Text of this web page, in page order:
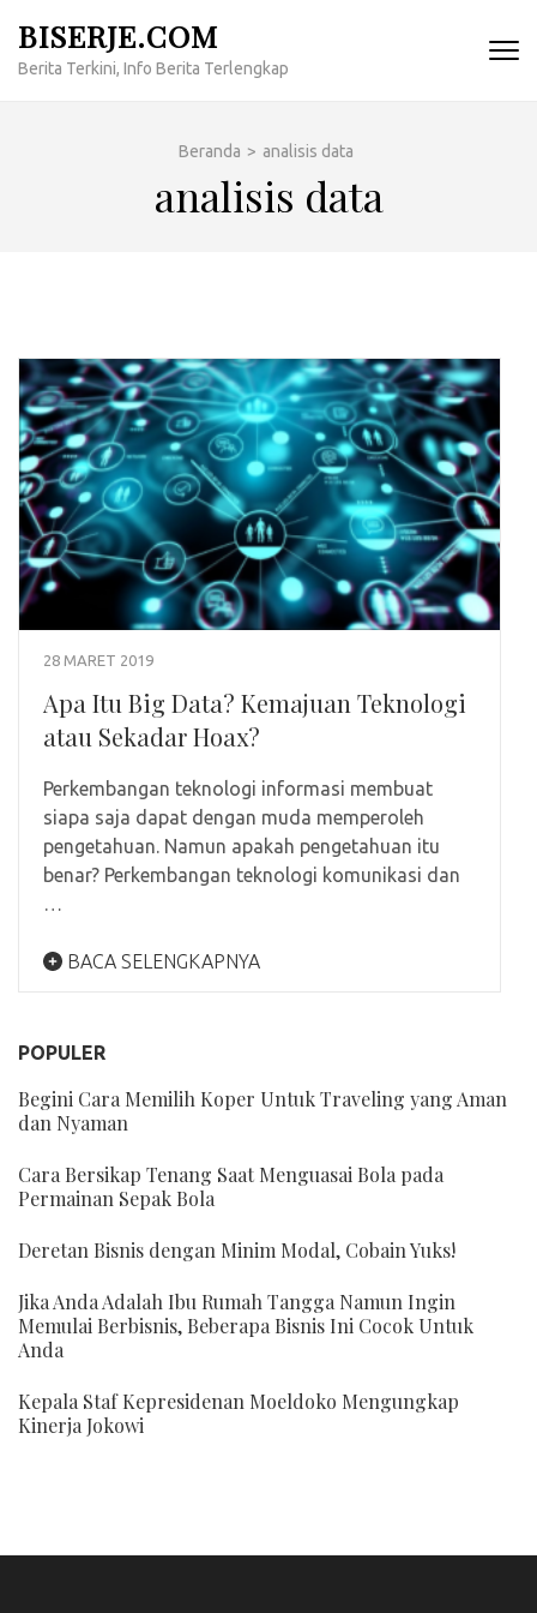
konten
BISERJE.COM
Berita Terkini, Info Berita Terlengkap
Beranda > analisis data
analisis data
28 MARET 2019
Apa Itu Big Data? Kemajuan Teknologi
atau Sekadar Hoax?
Perkembangan teknologi informasi membuat
siapa saja dapat dengan muda memperoleh
pengetahuan. Namun apakah pengetahuan itu
benar? Perkembangan teknologi komunikasi dan
…
BACA SELENGKAPNYA
POPULER
Begini Cara Memilih Koper Untuk Traveling yang Aman
dan Nyaman
Cara Bersikap Tenang Saat Menguasai Bola pada
Permainan Sepak Bola
Deretan Bisnis dengan Minim Modal, Cobain Yuks!
Jika Anda Adalah Ibu Rumah Tangga Namun Ingin
Memulai Berbisnis, Beberapa Bisnis Ini Cocok Untuk
Anda
Kepala Staf Kepresidenan Moeldoko Mengungkap
Kinerja Jokowi